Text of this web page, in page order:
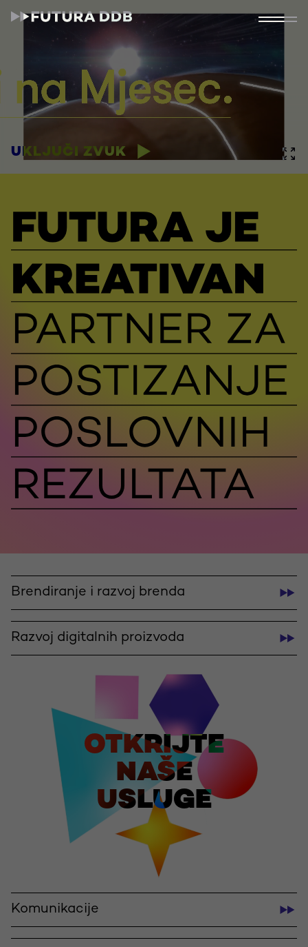
UKLJUČI ZVUK
Brendiranje i razvoj brenda
Razvoj digitalnih proizvoda
Komunikacije
OTKRIJTE
NAŠE
USLUGE